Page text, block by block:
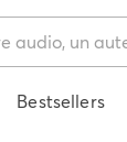
Bestsellers